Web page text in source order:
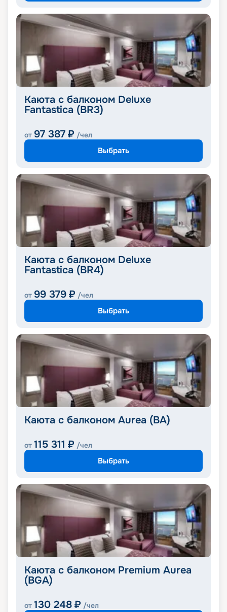
Каюта с балконом Deluxe
Fantastica (BR3)
от 97 387 ₽ /чел
Выбрать
Каюта с балконом Deluxe
Fantastica (BR4)
от 99 379 ₽ /чел
Выбрать
Каюта с балконом Aurea (BA)
от 115 311 ₽ /чел
Выбрать
Каюта с балконом Premium Aurea
(BGA)
от 130 248 ₽ /чел